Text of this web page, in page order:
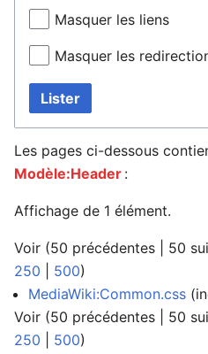
Masquer les liens
Masquer les
Lister
Les pages ci-dessous
Modèle:Header :
Affichage de 1 élément.
Voir (50 précédentes 50
250
500)
MediaWiki:Common.css
Voir (50 précédentes 50
250
500)